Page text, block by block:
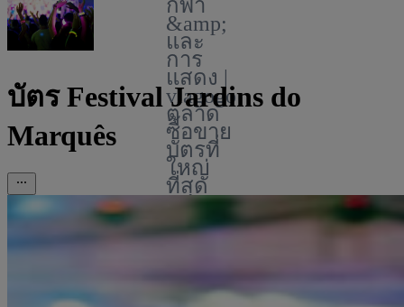
กีฬา
&amp;
และ
การ
แสดง |
viagogo
ตลาด
ซื้อขาย
บัตรที่
ใหญ่
ที่สุด
บัตร Festival Jardins do
Marquês